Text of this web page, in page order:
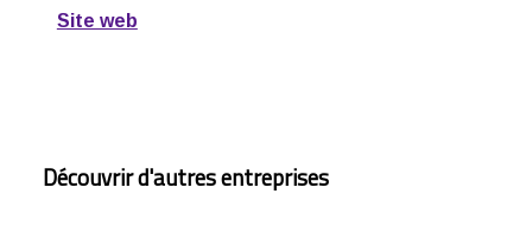
Site web
Découvrir d'autres entreprises